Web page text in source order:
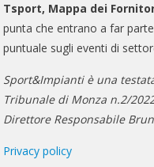
Tsport, Mappa dei
punta che entrano a far
puntuale sugli eventi di
Sport&Impianti è una
Tribunale di Monza n.2/
Direttore Responsabile
Privacy policy